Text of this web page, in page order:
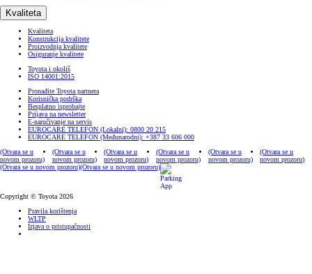
Kvaliteta
Kvaliteta
Konstrukcija kvalitete
Proizvodnja kvalitete
Osiguranje kvalitete
Toyota i okoliš
ISO 14001:2015
Pronađite Toyota partnera
Korisnička podrška
Besplatno isprobajte
Prijava na newsletter
E-naručivanje na servis
EUROCARE TELEFON (Lokalni): 0800 20 215
EUROCARE TELEFON (Međunarodni): +387 33 606 000
(Otvara se u
novom prozoru)
(Otvara se u
novom prozoru)
(Otvara se u
novom prozoru)
(Otvara se u
novom prozoru)
(Otvara se u
novom prozoru)
(Otvara se u
novom prozoru)
(Otvara se u novom prozoru)(Otvara se u novom prozoru)
Copyright © Toyota 2026
Pravila korištenja
WLTP
Izjava o pristupačnosti